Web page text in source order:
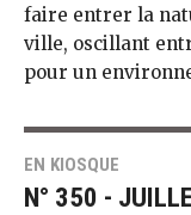
faire entrer la
ville, oscillant
pour un
EN KIOSQUE
N° 350 -